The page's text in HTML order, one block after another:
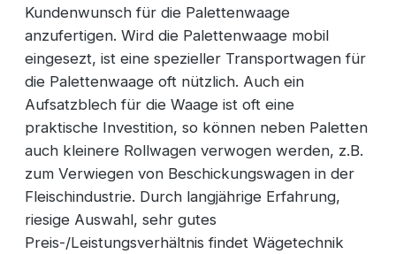
Kundenwunsch für die Palettenwaage
anzufertigen. Wird die Palettenwaage mobil
eingesezt, ist eine spezieller Transportwagen für
die Palettenwaage oft nützlich. Auch ein
Aufsatzblech für die Waage ist oft eine
praktische Investition, so können neben Paletten
auch kleinere Rollwagen verwogen werden, z.B.
zum Verwiegen von Beschickungswagen in der
Fleischindustrie. Durch langjährige Erfahrung,
riesige Auswahl, sehr gutes
Preis-/Leistungsverhältnis findet Wägetechnik